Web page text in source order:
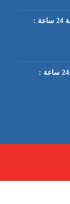
كهربائي منازل في رأس الخيمة 24 ساعة :
كهربائي منازل في أم القيوين 24 ساعة :